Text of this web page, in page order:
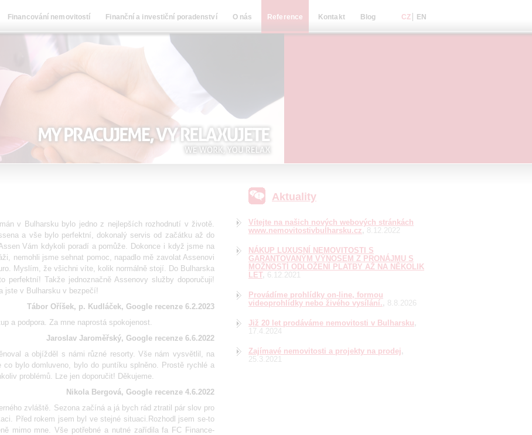
Financování nemovitostí Finanční a investiční poradenství O nás Reference Kontakt Blog
v Bulharsku bylo jedno z nejlepších rozhodnutí v životě.
a vše bylo perfektní, dokonalý servis od začátku až do
Vám kdykoli poradí a pomůže. Dokonce i když jsme na
nemohli jsme sehnat pomoc, napadlo mě zavolat Assenovi
Myslím, že všichni víte, kolik normálně stojí. Do Bulharska
Takže jednoznačně Assenovy služby doporučuji!
jste v Bulharsku v bezpečí!
Tábor Oříšek, p. Kudláček, Google recenze 6.2.2023
a podpora. Za mne naprostá spokojenost.
Jaroslav Jaroměřský, Google recenze 6.6.2022
a objížděl s námi různé resorty. Vše nám vysvětlil, na
bylo domluveno, bylo do puntíku splněno. Prostě rychlé a
problémů. Lze jen doporučit! Děkujeme.
Nikola Bergová, Google recenze 4.6.2022
zvláště. Sezona začíná a já bych rád ztratil pár slov pro
Před rokem jsem byl ve stejné situaci.Rozhodl jsem se-to
mimo mne. Vše potřebné a nutné zařídila fa FC Finance-
Aktuality
Vítejte na našich nových webových stránkách
www.nemovitostivbulharsku.cz
8.12.2022
NÁKUP LUXUSNÍ NEMOVITOSTI S
GARANTOVANÝM VÝNOSEM Z PRONÁJMU S
MOŽNOSTÍ ODLOŽENÍ PLATBY AŽ NA NĚKOLIK
LET 6.12.2021
Provádíme prohlídky on-line, formou
videoprohlídky nebo živého vysílání.
8.8.2026
Již 20 let prodáváme nemovitosti v Bulharsku
17.4.2024
Zajímavé nemovitosti a projekty na prodej
25.3.2021